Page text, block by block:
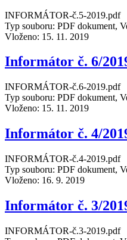
INFORMÁTOR-č.5-2019.pdf
Typ souboru: PDF dokument,
Vloženo: 15. 11. 2019
Informátor č. 6/
INFORMÁTOR-č.6-2019.pdf
Typ souboru: PDF dokument,
Vloženo: 15. 11. 2019
Informátor č. 4/
INFORMÁTOR-č.4-2019.pdf
Typ souboru: PDF dokument,
Vloženo: 16. 9. 2019
Informátor č. 3/
INFORMÁTOR-č.3-2019.pdf